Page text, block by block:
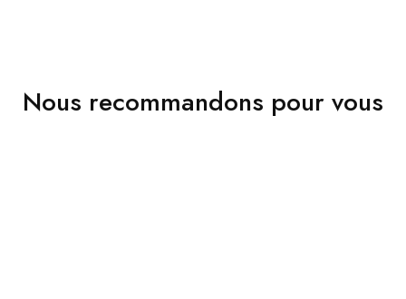
Nous recommandons pour vous